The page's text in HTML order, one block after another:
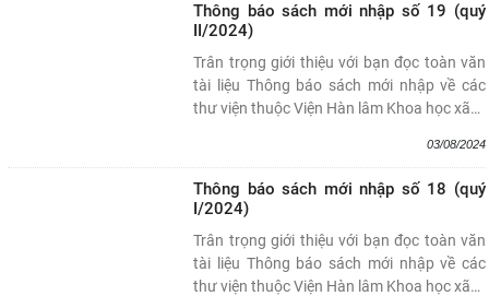
Thông báo sách mới nhập số 19 (quý
II/2024)
Trân trọng giới thiệu với bạn đọc toàn văn
tài liệu Thông báo sách mới nhập về các
thư viện thuộc Viện Hàn lâm Khoa học xã…
03/08/2024
Thông báo sách mới nhập số 18 (quý
I/2024)
Trân trọng giới thiệu với bạn đọc toàn văn
tài liệu Thông báo sách mới nhập về các
thư viện thuộc Viện Hàn lâm Khoa học xã…